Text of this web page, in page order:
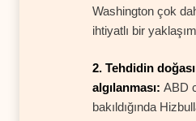
Washington çok
ihtiyatlı bir
2. Tehdidin
algılanması: ABD
bakıldığında